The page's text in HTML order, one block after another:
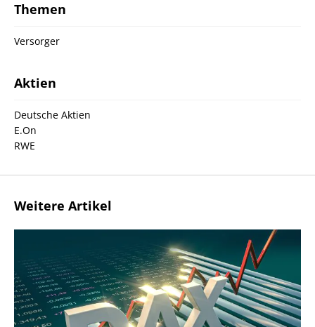
Themen
Versorger
Aktien
Deutsche Aktien
E.On
RWE
Weitere Artikel